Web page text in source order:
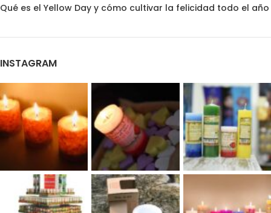
Qué es el Yellow Day y cómo cultivar la felicidad todo el año
INSTAGRAM